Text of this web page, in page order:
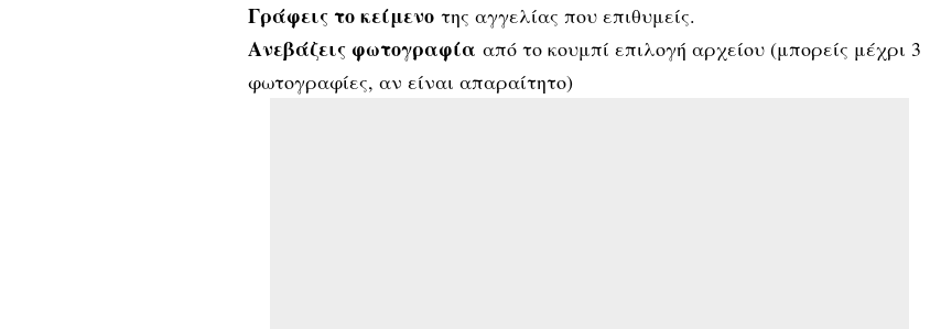
Γράφεις το κείμενοτης αγγελίας που επιθυμείς.
Ανεβάζεις φωτογραφία από το κουμπί επιλογή αρχείου (μπορείς μέχρι 3
φωτογραφίες, αν είναι απαραίτητο)